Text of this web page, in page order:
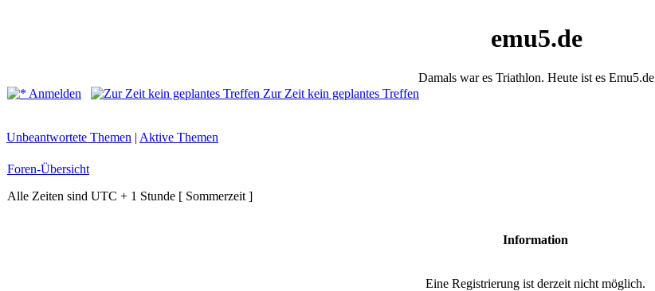
emu5.de
Damals war es Triathlon. Heute ist es Emu5.de
Anmelden
Zur Zeit kein geplantes Treffen
Unbeantwortete Themen | Aktive Themen
Foren-Übersicht
Alle Zeiten sind UTC + 1 Stunde [ Sommerzeit ]
Information
Eine Registrierung ist derzeit nicht möglich.